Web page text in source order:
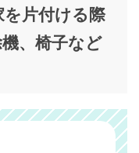
を片付ける際
、椅子など